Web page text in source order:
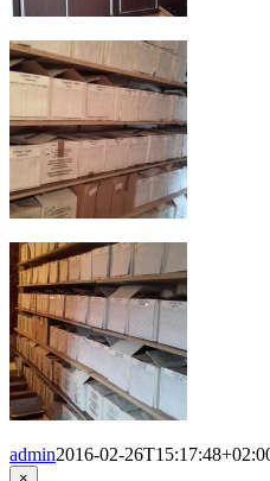
admin2016-02-
Close